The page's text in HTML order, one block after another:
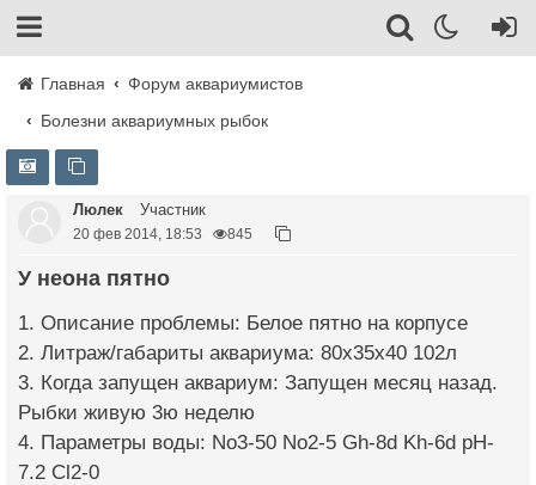
Главная
Форум аквариумистов
Болезни аквариумных рыбок
Люлек Участник
20 фев 2014, 18:53 845
У неона пятно
1. Описание проблемы: Белое пятно на корпусе
2. Литраж/габариты аквариума: 80x35x40 102л
3. Когда запущен аквариум: Запущен месяц назад.
Рыбки живую 3ю неделю
4. Параметры воды: No3-50 No2-5 Gh-8d Kh-6d pH-
7.2 Cl2-0